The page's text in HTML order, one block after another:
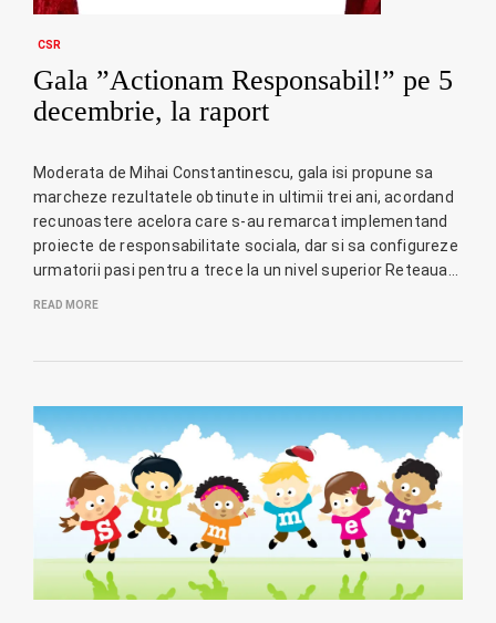
CSR
Gala ”Actionam Responsabil!” pe 5
decembrie, la raport
Moderata de Mihai Constantinescu, gala isi propune sa
marcheze rezultatele obtinute in ultimii trei ani, acordand
recunoastere acelora care s-au remarcat implementand
proiecte de responsabilitate sociala, dar si sa configureze
urmatorii pasi pentru a trece la un nivel superior Reteaua…
READ MORE